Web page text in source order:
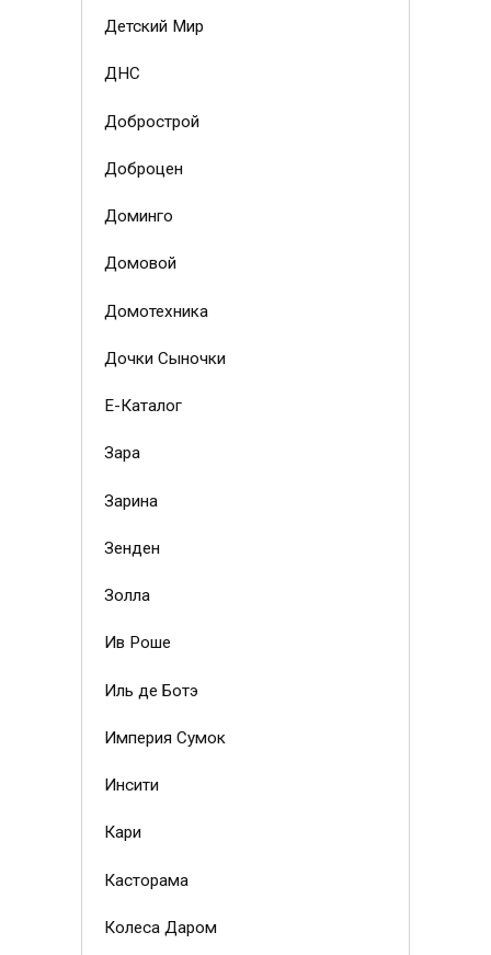
Детский Мир
ДНС
Добрострой
Доброцен
Доминго
Домовой
Домотехника
Дочки Сыночки
Е-Каталог
Зара
Зарина
Зенден
Золла
Ив Роше
Иль де Ботэ
Империя Сумок
Инсити
Кари
Касторама
Колеса Даром